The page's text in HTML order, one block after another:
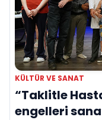
KÜLTÜR VE SANAT
“Taklitle
engelleri